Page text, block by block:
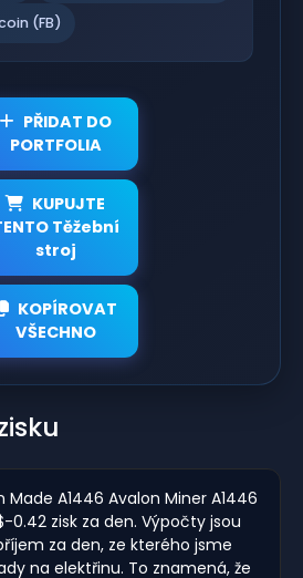
(FB)
PŘIDAT DO
PORTFOLIA
KUPUJTE
Těžební
stroj
KOPÍROVAT
VŠECHNO
A1446 Avalon Miner A1446
0.42 zisk za den. Výpočty jsou
za den, ze kterého jsme
na elektřinu. To znamená, že